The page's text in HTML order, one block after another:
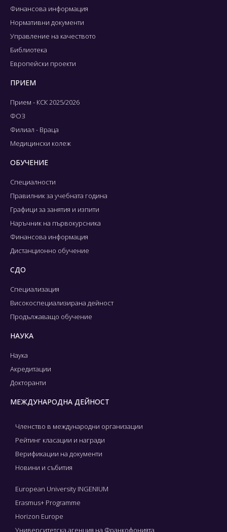
Финансова информация
Нормативни документи
Управление на качеството
Библиотека
Европейски проекти
ПРИЕМ
Прием - КСК 2025/2026
ФОЗ
Филиал - Враца
Медицински колеж
ОБУЧЕНИЕ
Специалности
Правилник за учебната година
Графици за занятия и изпити
Наръчник на първокурсника
Финансова информация
Дистанционно обучение
СДО
Специализация
Високоспециализирана дейност
Продължаващо обучение
НАУКА
Наука
Акредитации
Докторанти
МЕЖДУНАРОДНА ДЕЙНОСТ
Членство в международни организации
Рейтинг класации и награди
Верификации на документи
Новини и събития
European University INGENIUM
Erasmus+ Programme
Horizon Europe
Университетска агенция на Франкофонията